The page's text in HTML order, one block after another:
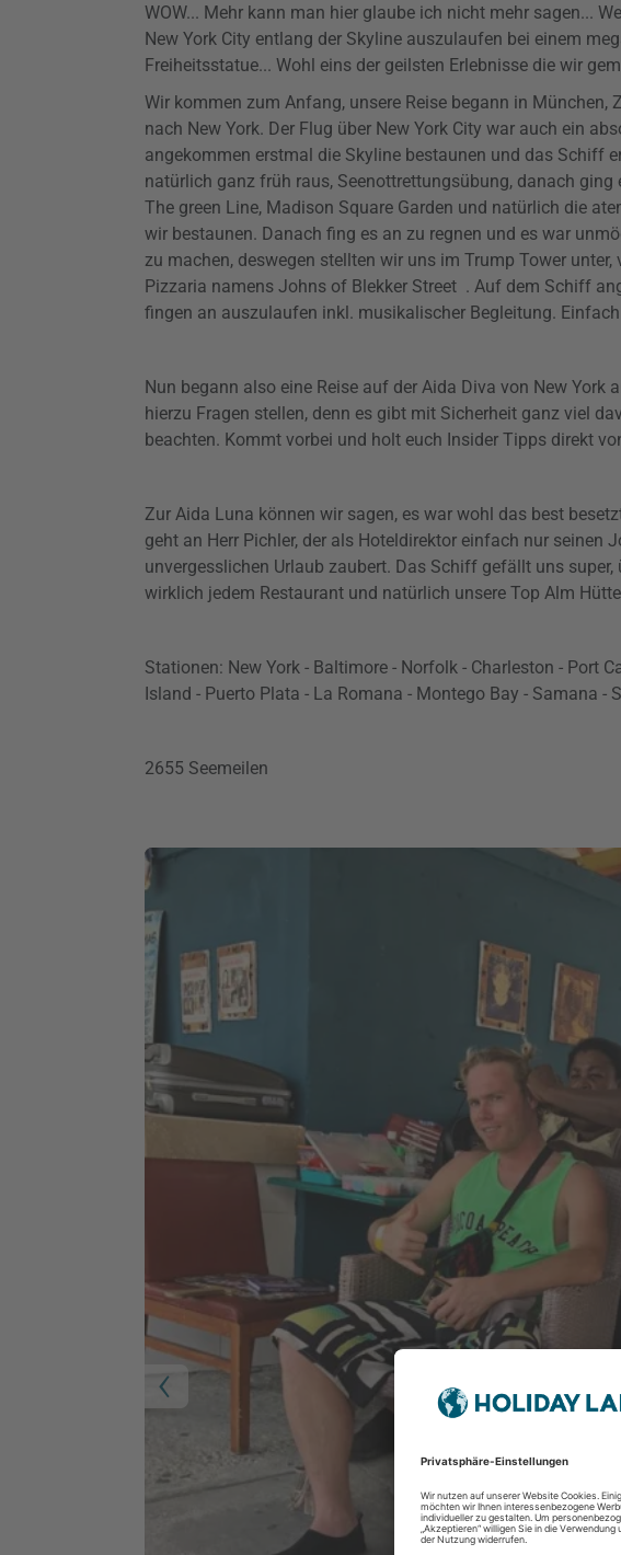
WOW... Mehr kann man hier glaube ich nicht mehr sagen...
New York City entlang der Skyline auszulaufen bei einem
Freiheitsstatue... Wohl eins der geilsten Erlebnisse die wir
Wir kommen zum Anfang, unsere Reise begann in
nach New York. Der Flug über New York City war auch ein
angekommen erstmal die Skyline bestaunen und das Schiff
natürlich ganz früh raus, Seenottrettungsübung, danach ging
The green Line, Madison Square Garden und natürlich die
wir bestaunen. Danach fing es an zu regnen und es war
zu machen, deswegen stellten wir uns im Trump Tower
Pizzaria namens Johns of Blekker Street . Auf dem Schiff
fingen an auszulaufen inkl. musikalischer Begleitung.
Nun begann also eine Reise auf der Aida Diva von New York
hierzu Fragen stellen, denn es gibt mit Sicherheit ganz viel
beachten. Kommt vorbei und holt euch Insider Tipps direkt
Zur Aida Luna können wir sagen, es war wohl das best
geht an Herr Pichler, der als Hoteldirektor einfach nur seinen
unvergesslichen Urlaub zaubert. Das Schiff gefällt uns
wirklich jedem Restaurant und natürlich unsere Top Alm
Stationen: New York - Baltimore - Norfolk - Charleston - Port
Island - Puerto Plata - La Romana - Montego Bay - Samana -
2655 Seemeilen
Play